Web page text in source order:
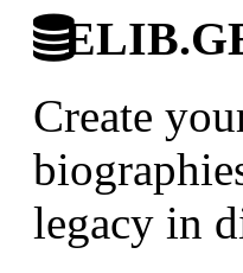
Create
legacy in